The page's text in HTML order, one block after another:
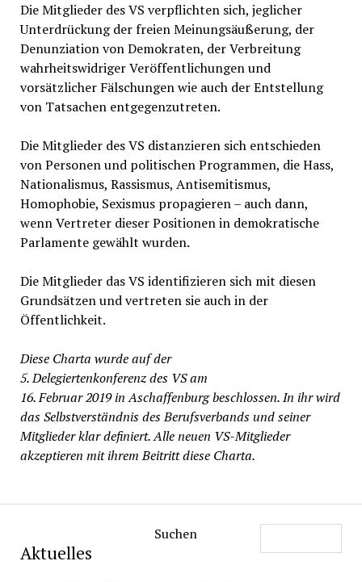
Die Mitglieder des VS verpflichten sich, jeglicher
Unterdrückung der freien Meinungsäußerung, der
Denunziation von Demokraten, der Verbreitung
wahrheitswidriger Veröffentlichungen und
vorsätzlicher Fälschungen wie auch der Entstellung
von Tatsachen entgegenzutreten.
Die Mitglieder des VS distanzieren sich entschieden
von Personen und politischen Programmen, die Hass,
Nationalismus, Rassismus, Antisemitismus,
Homophobie, Sexismus propagieren – auch dann,
wenn Vertreter dieser Positionen in demokratische
Parlamente gewählt wurden.
Die Mitglieder das VS identifizieren sich mit diesen
Grundsätzen und vertreten sie auch in der
Öffentlichkeit.
Diese Charta wurde auf der
5. Delegiertenkonferenz des VS am
16. Februar 2019 in Aschaffenburg beschlossen. In ihr wird
das Selbstverständnis des Berufsverbands und seiner
Mitglieder klar definiert. Alle neuen VS-Mitglieder
akzeptieren mit ihrem Beitritt diese Charta.
Suchen
Aktuelles